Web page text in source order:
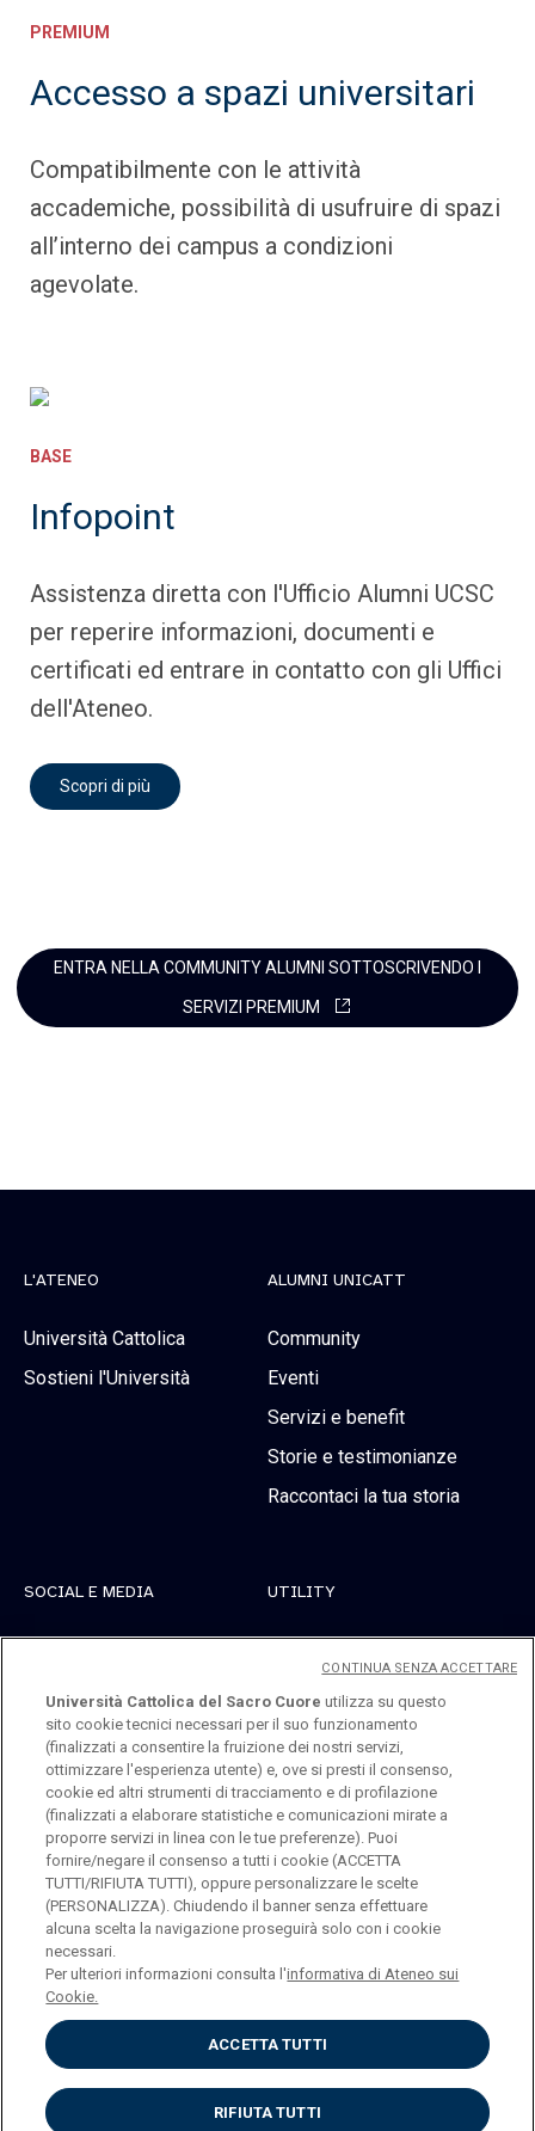
PREMIUM
Accesso a spazi universitari
Compatibilmente con le attività
accademiche, possibilità di usufruire di spazi
all’interno dei campus a condizioni
agevolate.
BASE
Infopoint
Assistenza diretta con l'Ufficio Alumni UCSC
per reperire informazioni, documenti e
certificati ed entrare in contatto con gli Uffici
dell'Ateneo.
Scopri di più
ENTRA NELLA COMMUNITY ALUMNI SOTTOSCRIVENDO I
SERVIZI PREMIUM
L'ATENEO
Università Cattolica
Sostieni l'Università
ALUMNI UNICATT
Community
Eventi
Servizi e benefit
Storie e testimonianze
Raccontaci la tua storia
SOCIAL E MEDIA
Instagram
Youtube
UTILITY
Università Cattolica del Sacro Cuore
Largo A. Gemelli, 1 - 20123 Milano
ENGLISH
Università Cattolica del Sacro Cuore utilizza su questo
sito cookie tecnici necessari per il suo funzionamento
(finalizzati a consentire la fruizione dei nostri servizi,
ottimizzare l'esperienza utente) e, ove si presti il consenso,
cookie ed altri strumenti di tracciamento e di profilazione
(finalizzati a elaborare statistiche e comunicazioni mirate a
proporre servizi in linea con le tue preferenze). Puoi
fornire/negare il consenso a tutti i cookie (ACCETTA
TUTTI/RIFIUTA TUTTI), oppure personalizzare le scelte
(PERSONALIZZA). Chiudendo il banner senza effettuare
alcuna scelta la navigazione proseguirà solo con i cookie
necessari.
Per ulteriori informazioni consulta l'informativa di Ateneo sui
Cookie.
ACCETTA TUTTI
RIFIUTA TUTTI
CONTINUA SENZA ACCETTARE